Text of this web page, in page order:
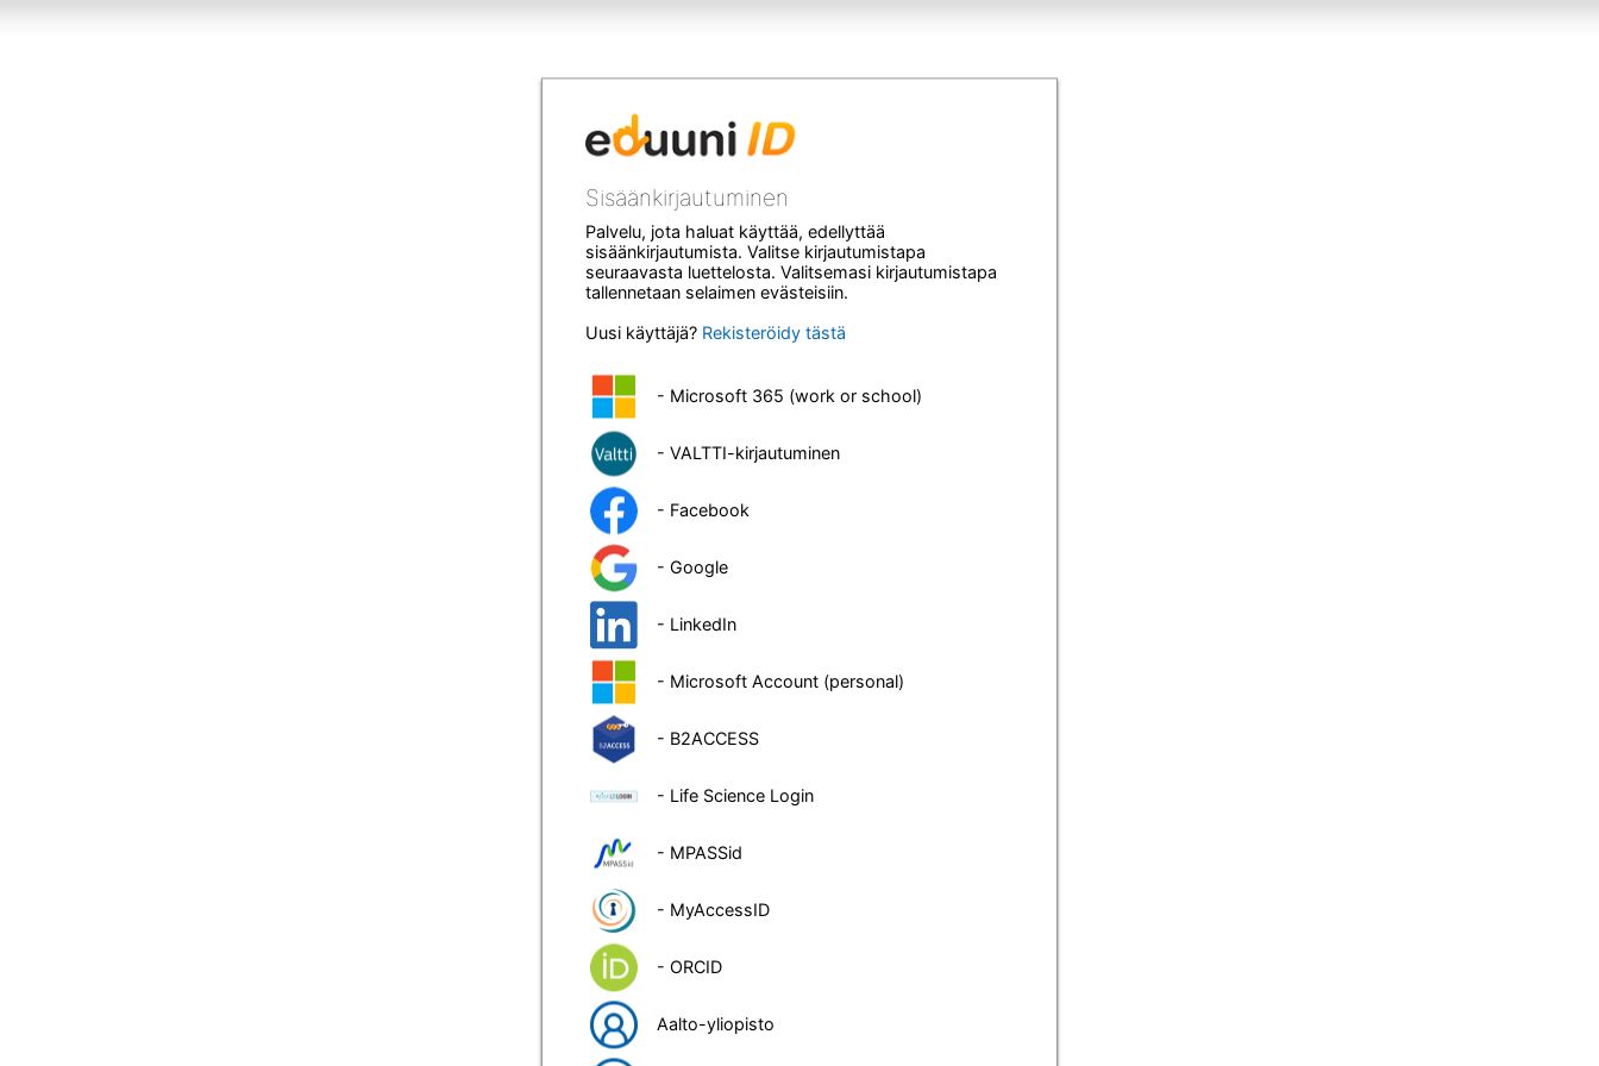
Sisäänkirjautuminen
Palvelu, jota haluat käyttää, edellyttää
sisäänkirjautumista. Valitse kirjautumistapa
seuraavasta luettelosta. Valitsemasi kirjautumistapa
tallennetaan selaimen evästeisiin.
Uusi käyttäjä? Rekisteröidy tästä
- Microsoft 365 (work or school)
- VALTTI-kirjautuminen
- Facebook
- Google
- LinkedIn
- Microsoft Account (personal)
- B2ACCESS
- Life Science Login
- MPASSid
- MyAccessID
- ORCID
Aalto-yliopisto